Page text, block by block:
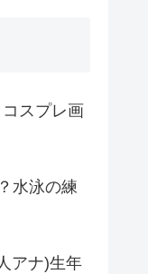
スプレ画
水泳の練
アナ)生年